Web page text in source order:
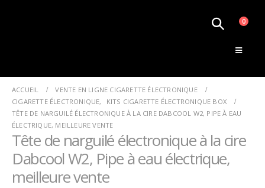
0
ACCUEIL
VENTE EN LIGNE CIGARETTE ÉLECTRONIQUE
CIGARETTE ÉLECTRONIQUE,
KITS CIGARETTE ÉLECTRONIQUE BOX
TÊTE DE NARGUILÉ ÉLECTRONIQUE À LA CIRE DABCOOL W2, PIPE À EAU
ÉLECTRIQUE, MEILLEURE VENTE
Tête de narguilé électronique à la cire
Dabcool W2, Pipe à eau électrique,
meilleure vente